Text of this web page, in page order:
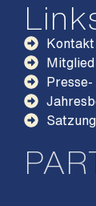
Kontakt